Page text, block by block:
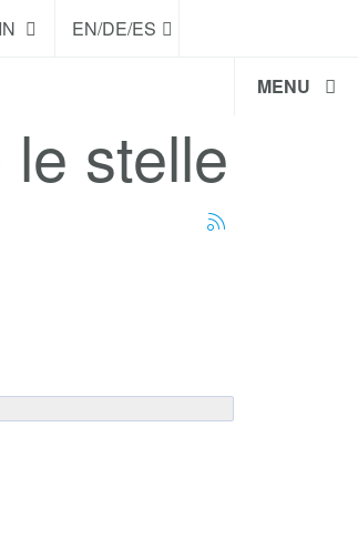
EN/DE/ES
MENU
stelle